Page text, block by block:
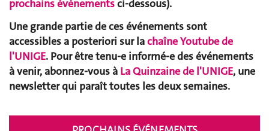
prochains événementsci-dessous).
Une grande partie de ces événements sont
accessibles a posteriori sur lachaîne Youtube de
l'UNIGE. Pour être tenu-e informé-e des événements
à venir, abonnez-vous à La Quinzaine de l'UNIGE, une
newsletter qui paraît toutes les deux semaines.